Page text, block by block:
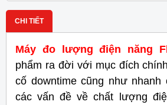
CHI TIẾT
Máy đo lượng điện năng
phẩm ra đời với mục đích
cố downtime cũng như nhanh
các vấn đề về chất lượng